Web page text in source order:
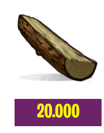
20.000